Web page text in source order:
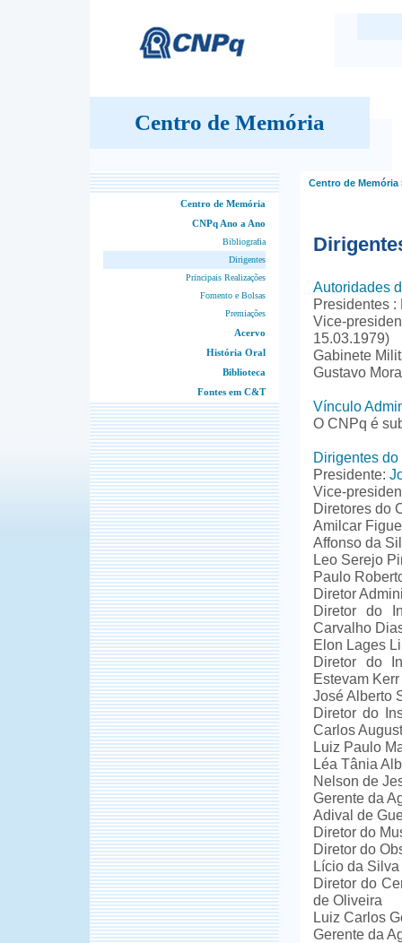
Centro de Memória
Centro de Memória
CNPq Ano a Ano
Bibliografia
Dirigentes
Principais Realizações
Fomento e Bolsas
Premiações
Acervo
História Oral
Biblioteca
Fontes em C&T
Centro de Memória
Autoridades
Presidentes :
Vice-
15.03.1979)
Gabinete
Gustavo
Vínculo
O CNPq é
Dirigentes
Presidente:
Vice-
Diretores do
Amilcar
Affonso da
Leo Serejo
Paulo
Diretor
Diretor do
Carvalho
Elon Lages
Diretor do
Estevam Kerr
José Alberto
Diretor do
Carlos
Luiz Paulo
Léa Tânia
Nelson de
Gerente da
Adival de
Diretor do
Diretor do
Lício da
Diretor do
de Oliveira
Luiz Carlos
Gerente da